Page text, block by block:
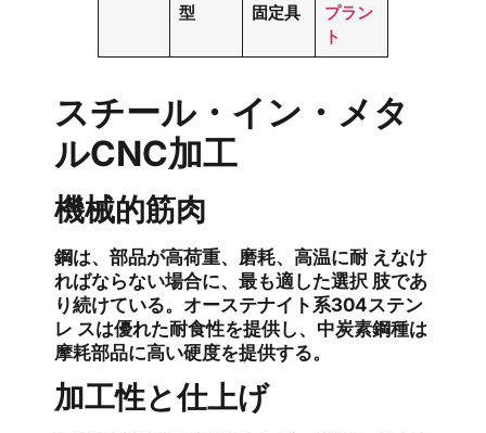
型
固定具
プラン
ト
スチール・イン・メタ
ルCNC加工
機械的筋肉
鋼は、部品が高荷重、磨耗、高温に耐 えなけ
ればならない場合に、最も適した選択 肢であ
り続けている。オーステナイト系304ステン
レ スは優れた耐食性を提供し、中炭素鋼種は
摩耗部品に高い硬度を提供する。
加工性と仕上げ